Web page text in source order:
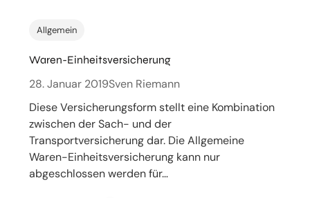
Allgemein
Waren-Einheitsversicherung
28. Januar 2019Sven Riemann
Diese Versicherungsform stellt eine Kombination
zwischen der Sach- und der
Transportversicherung dar. Die Allgemeine
Waren-Einheitsversicherung kann nur
abgeschlossen werden für…